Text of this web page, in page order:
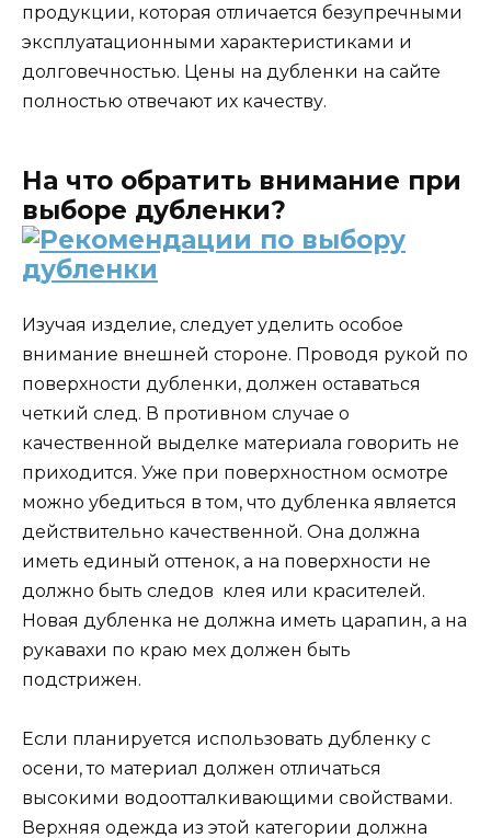
продукции, которая отличается безупречными
эксплуатационными характеристиками и
долговечностью. Цены на дубленки на сайте
полностью отвечают их качеству.
На что обратить внимание при
выборе дубленки?
Изучая изделие, следует уделить особое
внимание внешней стороне. Проводя рукой по
поверхности дубленки, должен оставаться
четкий след. В противном случае о
качественной выделке материала говорить не
приходится. Уже при поверхностном осмотре
можно убедиться в том, что дубленка является
действительно качественной. Она должна
иметь единый оттенок, а на поверхности не
должно быть следов клея или красителей.
Новая дубленка не должна иметь царапин, а на
рукавахи по краю мех должен быть
подстрижен.
Если планируется использовать дубленку с
осени, то материал должен отличаться
высокими водоотталкивающими свойствами.
Верхняя одежда из этой категории должна